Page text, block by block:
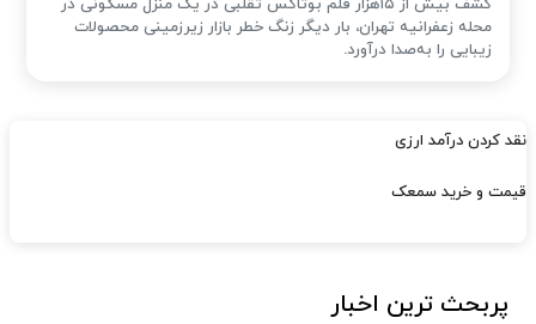
کشف بیش از ۱۵هزار قلم بوتاکس تقلبی در یک منزل مسکونی در
محله زعفرانیه تهران، بار دیگر زنگ خطر بازار زیرزمینی محصولات
زیبایی را به‌صدا درآورد.
نقد کردن درآمد ارزی
قیمت و خرید سمعک
پربحث ترین اخبار